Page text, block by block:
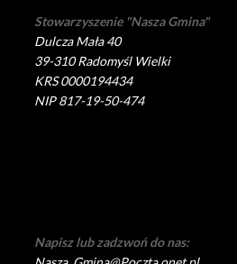
Stowarzyszenie "Nasza Gmina"
Dulcza Mała 40
39-310 Radomyśl Wielki
KRS 0000194434
NIP 817-19-50-474
Napisz lub zadzwoń do nas: